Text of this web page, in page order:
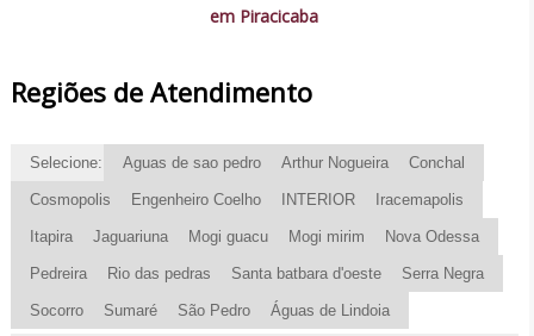
em Piracicaba
Regiões de Atendimento
Selecione: Aguas de sao pedro Arthur Nogueira Conchal
Cosmopolis Engenheiro Coelho INTERIOR Iracemapolis
Itapira Jaguariuna Mogi guacu Mogi mirim Nova Odessa
Pedreira Rio das pedras Santa batbara d'oeste Serra Negra
Socorro Sumaré São Pedro Águas de Lindoia